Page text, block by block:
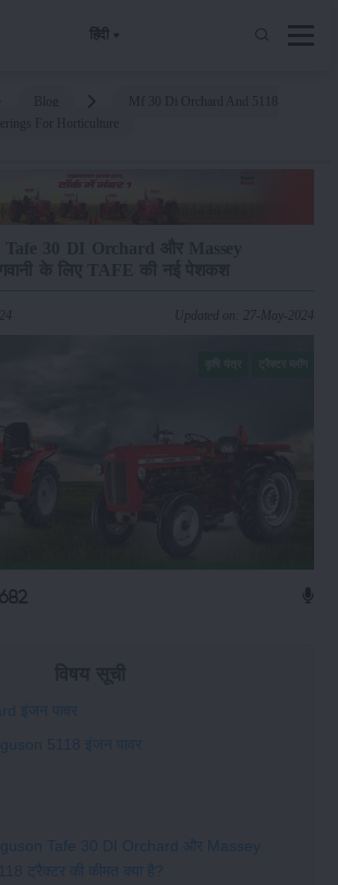
हिंदी
Updated on: 27-May-2024
इंजन पावर
5118 इंजन पावर
Tafe 30 DI Orchard और Massey
ट्रैक्टर की कीमत क्या है?